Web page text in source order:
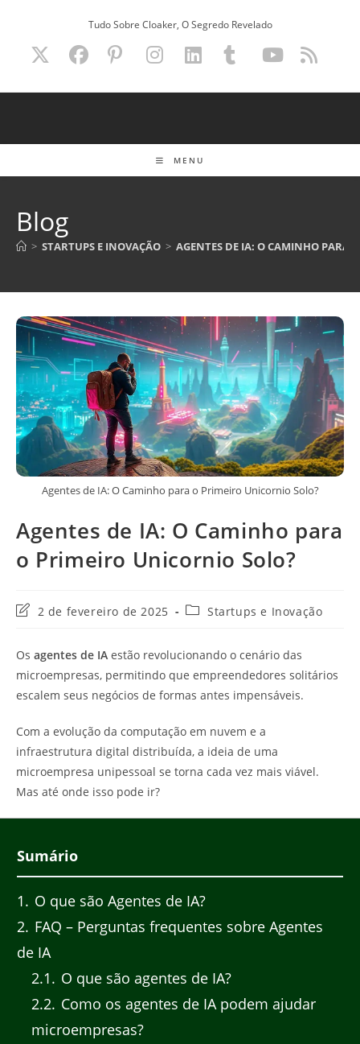
Tudo Sobre Cloaker, O Segredo Revelado
MENU
Blog
> STARTUPS E INOVAÇÃO > AGENTES DE IA: O CAMINHO PARA
Agentes de IA: O Caminho para o Primeiro Unicornio Solo?
Agentes de IA: O Caminho para
o Primeiro Unicornio Solo?
Última
post:
2 de fevereiro de 2025
Categoria
Startups e Inovação
Os agentes de IA estão revolucionando o cenário das
microempresas, permitindo que empreendedores solitários
escalem seus negócios de formas antes impensáveis.
Com a evolução da computação em nuvem e a
infraestrutura digital distribuída, a ideia de uma
microempresa unipessoal se torna cada vez mais viável.
Mas até onde isso pode ir?
Sumário
1
O que são Agentes de IA?
2 FAQ – Perguntas frequentes sobre Agentes
de IA
2.1
O que são agentes de IA?
2.2 Como os agentes de IA podem ajudar
microempresas?